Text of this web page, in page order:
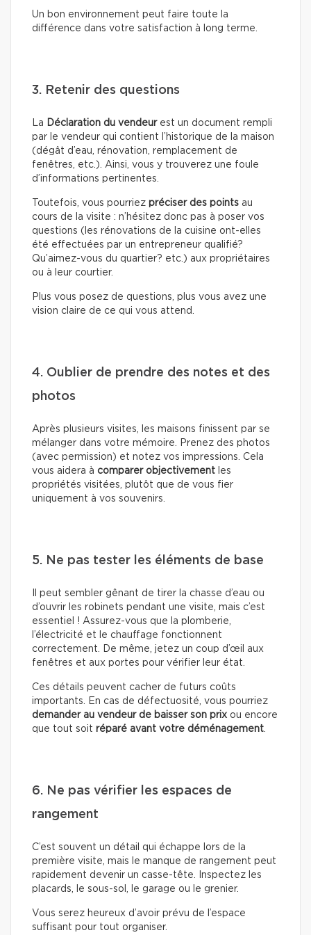
Un bon environnement peut faire toute la
différence dans votre satisfaction à long terme.
3. Retenir des questions
La Déclaration du vendeurest un document rempli
par le vendeur qui contient l’historique de la maison
(dégât d’eau, rénovation, remplacement de
fenêtres, etc.). Ainsi, vous y trouverez une foule
d’informations pertinentes.
Toutefois, vous pourriez préciser des points au
cours de la visite : n’hésitez donc pas à poser vos
questions (les rénovations de la cuisine ont-elles
été effectuées par un entrepreneur qualifié?
Qu’aimez-vous du quartier? etc.) aux propriétaires
ou à leur courtier.
Plus vous posez de questions, plus vous avez une
vision claire de ce qui vous attend.
4. Oublier de prendre des notes et des
photos
Après plusieurs visites, les maisons finissent par se
mélanger dans votre mémoire. Prenez des photos
(avec permission) et notez vos impressions. Cela
vous aidera à comparer objectivement les
propriétés visitées, plutôt que de vous fier
uniquement à vos souvenirs.
5. Ne pas tester les éléments de base
Il peut sembler gênant de tirer la chasse d’eau ou
d’ouvrir les robinets pendant une visite, mais c’est
essentiel ! Assurez-vous que la plomberie,
l’électricité et le chauffage fonctionnent
correctement. De même, jetez un coup d’œil aux
fenêtres et aux portes pour vérifier leur état.
Ces détails peuvent cacher de futurs coûts
importants. En cas de défectuosité, vous pourriez
demander au vendeur de baisser son prix ou encore
que tout soit réparé avant votre déménagement.
6. Ne pas vérifier les espaces de
rangement
C’est souvent un détail qui échappe lors de la
première visite, mais le manque de rangement peut
rapidement devenir un casse-tête. Inspectez les
placards, le sous-sol, le garage ou le grenier.
Vous serez heureux d’avoir prévu de l’espace
suffisant pour tout organiser.